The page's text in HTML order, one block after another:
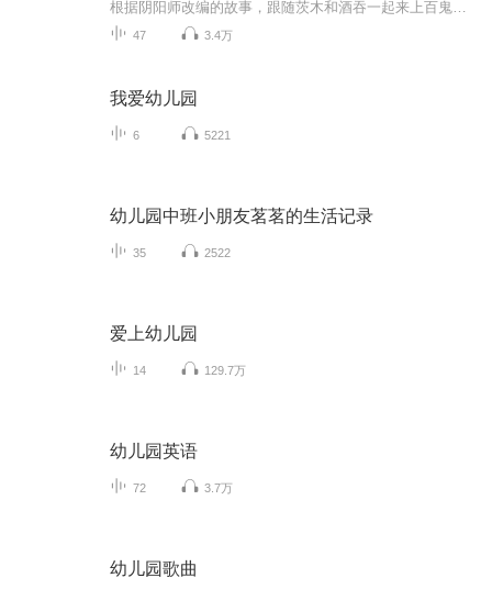
47 3.4万
我爱幼儿园
6 5221
幼儿园中班小朋友茗茗的生活记录
35 2522
爱上幼儿园
14 129.7万
幼儿园英语
72 3.7万
幼儿园歌曲